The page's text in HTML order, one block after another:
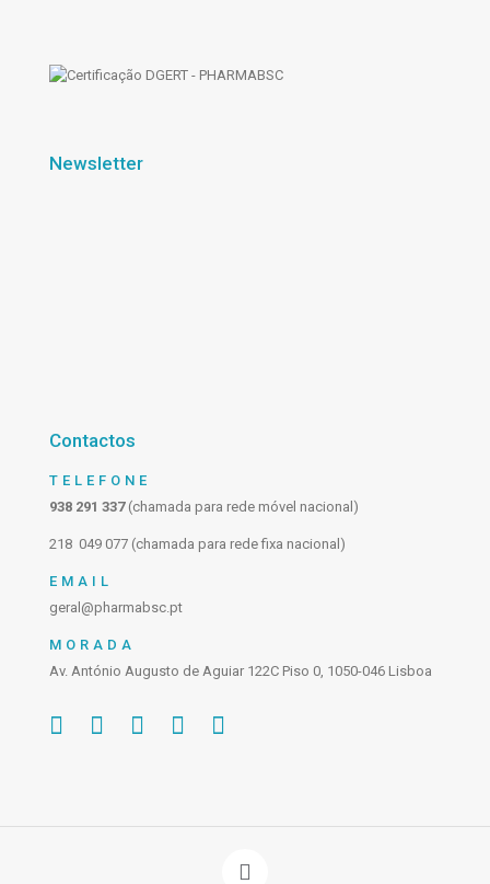
Newsletter
Contactos
TELEFONE
938 291 337(chamada para rede móvel nacional)
218 049 077 (chamada para rede fixa nacional)
EMAIL
geral@pharmabsc.pt
MORADA
Av. António Augusto de Aguiar 122C Piso 0, 1050-046 Lisboa